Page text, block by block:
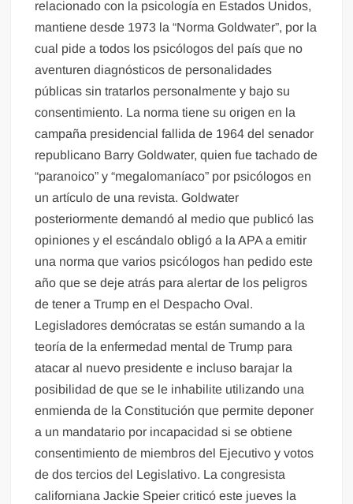
relacionado con la psicología en Estados Unidos,
mantiene desde 1973 la “Norma Goldwater”, por la
cual pide a todos los psicólogos del país que no
aventuren diagnósticos de personalidades
públicas sin tratarlos personalmente y bajo su
consentimiento. La norma tiene su origen en la
campaña presidencial fallida de 1964 del senador
republicano Barry Goldwater, quien fue tachado de
“paranoico” y “megalomaníaco” por psicólogos en
un artículo de una revista. Goldwater
posteriormente demandó al medio que publicó las
opiniones y el escándalo obligó a la APA a emitir
una norma que varios psicólogos han pedido este
año que se deje atrás para alertar de los peligros
de tener a Trump en el Despacho Oval.
Legisladores demócratas se están sumando a la
teoría de la enfermedad mental de Trump para
atacar al nuevo presidente e incluso barajar la
posibilidad de que se le inhabilite utilizando una
enmienda de la Constitución que permite deponer
a un mandatario por incapacidad si se obtiene
consentimiento de miembros del Ejecutivo y votos
de dos tercios del Legislativo. La congresista
californiana Jackie Speier criticó este jueves la